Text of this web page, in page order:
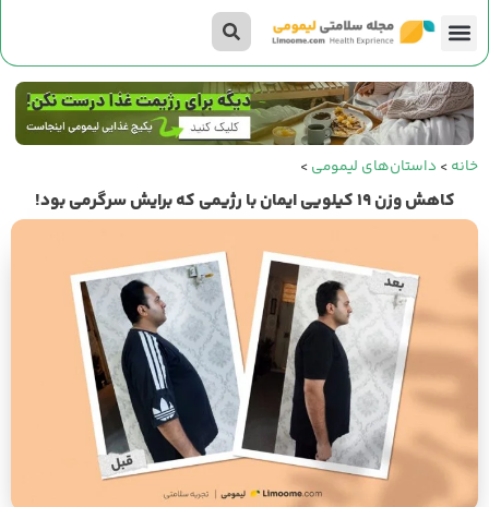
خانه> داستان‌های لیمومی>
کاهش وزن ۱۹ کیلویی ایمان با رژیمی که برایش سرگرمی بود!